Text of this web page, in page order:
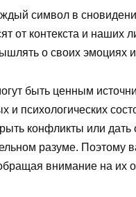
символ в
от контекста и
о своих эмоциях
быть ценным
и психологических
конфликты или
разуме. Поэтому
внимание на их